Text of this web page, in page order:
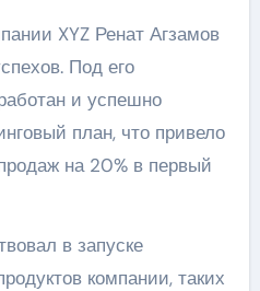
XYZ Ренат Агзамов
Под его
и успешно
план, что привело
на 20% в первый
в запуске
компании, таких